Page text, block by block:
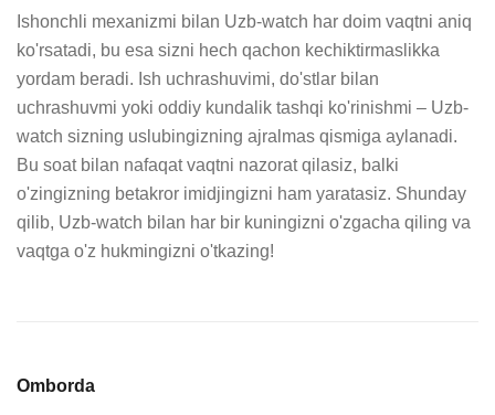
Ishonchli mexanizmi bilan Uzb-watch har doim vaqtni aniq
ko'rsatadi, bu esa sizni hech qachon kechiktirmaslikka
yordam beradi. Ish uchrashuvimi, do'stlar bilan
uchrashuvmi yoki oddiy kundalik tashqi ko'rinishmi – Uzb-
watch sizning uslubingizning ajralmas qismiga aylanadi.
Bu soat bilan nafaqat vaqtni nazorat qilasiz, balki
o'zingizning betakror imidjingizni ham yaratasiz. Shunday
qilib, Uzb-watch bilan har bir kuningizni o'zgacha qiling va
vaqtga o'z hukmingizni o'tkazing!
Omborda